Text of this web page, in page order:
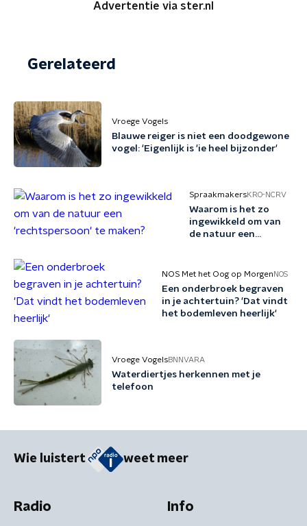
Advertentie via ster.nl
Gerelateerd
Vroege Vogels
Blauwe reiger is niet een doodgewone
vogel: 'Eigenlijk is 'ie heel bijzonder'
SpraakmakersKRO-NCRV
Waarom is het zo
ingewikkeld om van
de natuur een
NOS Met het Oog op Morgen NOS
Een onderbroek begraven
in je achtertuin? 'Dat vindt
het bodemleven heerlijk'
Vroege VogelsBNNVARA
Waterdiertjes herkennen met je
telefoon
Wie luistert weet meer
Radio Info